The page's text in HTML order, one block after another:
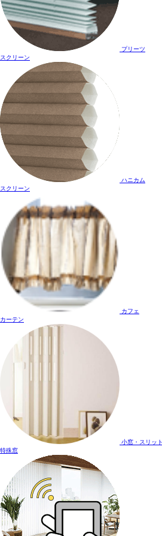
プリーツ
スクリーン
ハニカム
スクリーン
カフェ
カーテン
小窓・スリッ
特殊窓